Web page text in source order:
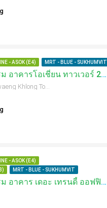
- ASOK (E4) MRT - BLUE - SUKHUMVIT
เช่าสำนักงาน 855.61 ตรม อาคารโอเชี่ยน ทาวเวอร์ 2 / Ocean Tower 2
75, 122 Soi Sukhumvit 19, Khwaeng Khlong Toei Nuea, Khet Watthana, Krung Thep Maha Nakhon 10110, Thailand
- ASOK (E4)
MRT - BLUE - SUKHUMVIT
เช่าสำนักงาน 165.85 ตรม อาคาร เดอะ เทรนดี้ ออฟฟิศ / The Trendy Office